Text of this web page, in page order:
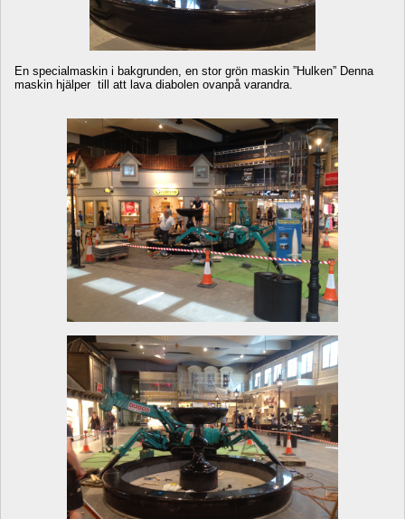
En specialmaskin i bakgrunden, en stor grön maskin ”Hulken” Denna
maskin hjälper till att lava diabolen ovanpå varandra.